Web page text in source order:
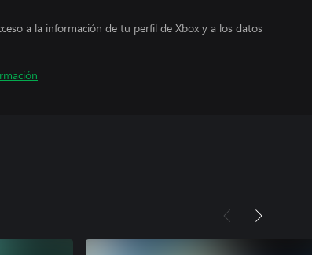
a la información de tu perfil de Xbox y a los datos